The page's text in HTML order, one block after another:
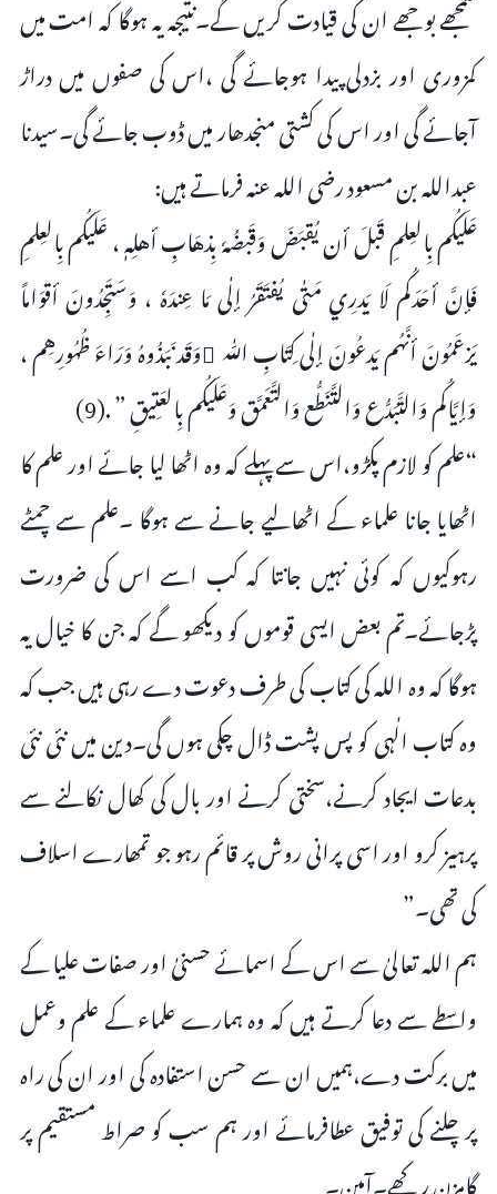
سمجھے بوجھے ان کی قیادت کریں گے۔نتیجہ یہ ہوگا کہ امت میں
کمزوری اور بزدلی پیدا ہوجائے گی ،اس کی صفوں میں دراڑ
آجائے گی اور اس کی کشتی منجدھار میں ڈوب جائے گی۔سیدنا
عبداللہ بن مسعود رضی اللہ عنہ فرماتے ہیں:
عَلَيكُم بِالعِلمِ قَبلَ أن يُقبَضَ وَقَبضُهٗ بِذهَابِ أهلِهٖ ، عَلَيكُم بِالعِلمِ
فَإنَّ أحَدَكُم لَا يَدرِي مَتٰى يُفتَقَرُ إلٰى مَا عِندَهٗ ، وَسَتَجِدُونَ أقوَاماً
يَزعَمُونَ أنَّهُم يَدعُونَ إلٰى كِتَابِ اللّٰه ِوَقَد نَبَذُوهُ وَرَاءَ ظُهُورِهِم ،
وَإيَّاكُم وَالتَّبَدُّع وَالتَّنَطُّع وَالتَّعَمَّق وَعَلَيكُم بِالعَتِيقِ ” .(9)
“علم کو لازم پکڑو،اس سے پہلے کہ وہ اٹھا لیا جائے اور علم کا
اٹھایا جانا علماء کے اٹھالیے جانے سے ہوگا ۔علم سے چمٹے
رہوکیوں کہ کوئی نہیں جانتا کہ کب اسے اس کی ضرورت
پڑجائے۔تم بعض ایسی قوموں کو دیکھو گے کہ جن کا خیال یہ
ہوگا کہ وہ اللہ کی کتاب کی طرف دعوت دے رہی ہیں جب کہ
وہ کتاب الٰہی کو پس پشت ڈال چکی ہوں گی۔دین میں نئی نئی
بدعات ایجاد کرنے،سختی کرنے اور بال کی کھال نکالنے سے
پرہیز کرو اور اسی پرانی روش پر قائم رہو جو تمھارے اسلاف
کی تھی۔”
ہم اللہ تعالیٰ سے اس کے اسمائے حسنیٰ اور صفات علیا کے
واسطے سے دعا کرتے ہیں کہ وہ ہمارے علماء کے علم وعمل
میں برکت دے،ہمیں ان سے حسن استفادہ کی اور ان کی راہ
پر چلنے کی توفیق عطافرمائے اور ہم سب کو صراط مستقیم پر
گامزن رکھے۔آمین۔